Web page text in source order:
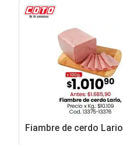
Fiambre de cerdo Lario